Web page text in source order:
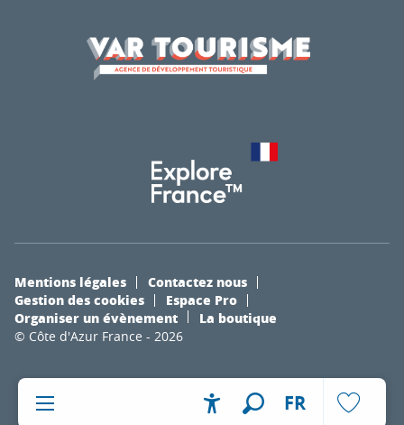
FR
© Côte d'Azur France - 2026
Mentions légales
Contactez nous
Gestion des cookies
Espace Pro
Organiser un évènement
La boutique